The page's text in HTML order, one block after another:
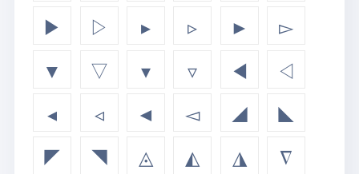
▶
▷ ▸ ▹ ►
▻
▼
▽ ▾ ▿ ◀
◁
◂
◃ ◄ ◅ ◢
◣
◤
◥ ◬ ◭ ◮ ∇